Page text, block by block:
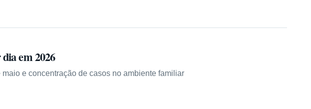
em 2026
e concentração de casos no ambiente familiar